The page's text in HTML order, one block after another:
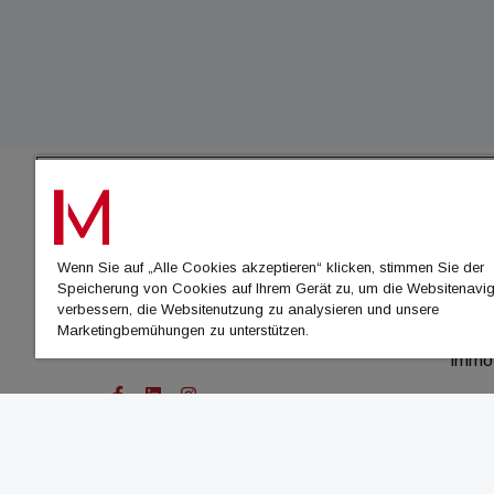
Wenn Sie auf „Alle Cookies akzeptieren“ klicken, stimmen Sie der
Speicherung von Cookies auf Ihrem Gerät zu, um die
verbessern, die Websitenutzung zu analysieren und unsere
Marketingbemühungen zu unterstützen.